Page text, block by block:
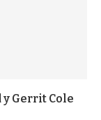
y Gerrit Cole